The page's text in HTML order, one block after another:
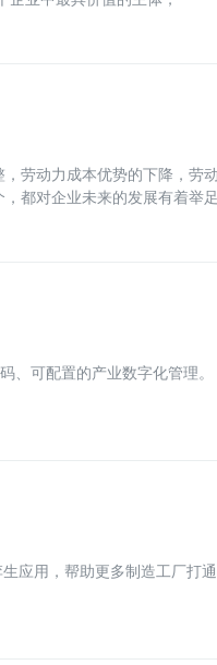
劳动力成本优势的下降，劳
都对企业未来的发展有着举
、可配置的产业数字化管理。
应用，帮助更多制造工厂打